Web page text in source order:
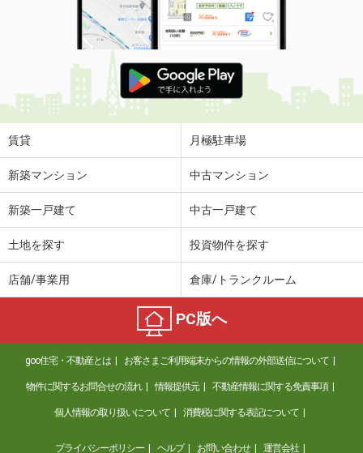
賃貸 月極駐車場
新築マンション 中古マンション
新築一戸建て 中古一戸建て
土地を探す 投資物件を探す
店舗/事業用 倉庫/トランクルーム
PC版へ
goo住宅・不動産とは お客さまご利用端末からの情報の外部送信について
物件に関するお問合せの流れ 情報提供元 不動産情報に関する免責事項
個人情報の取り扱いについて 消費税に関する表記について
プライバシーポリシー ヘルプ お問い合わせ 運営会社